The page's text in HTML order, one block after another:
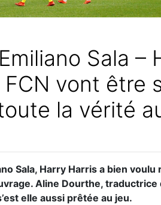
Sala –
vont être
la vérité
Sala, Harry Harris a bien
Aline Dourthe,
elle aussi prêtée au jeu.